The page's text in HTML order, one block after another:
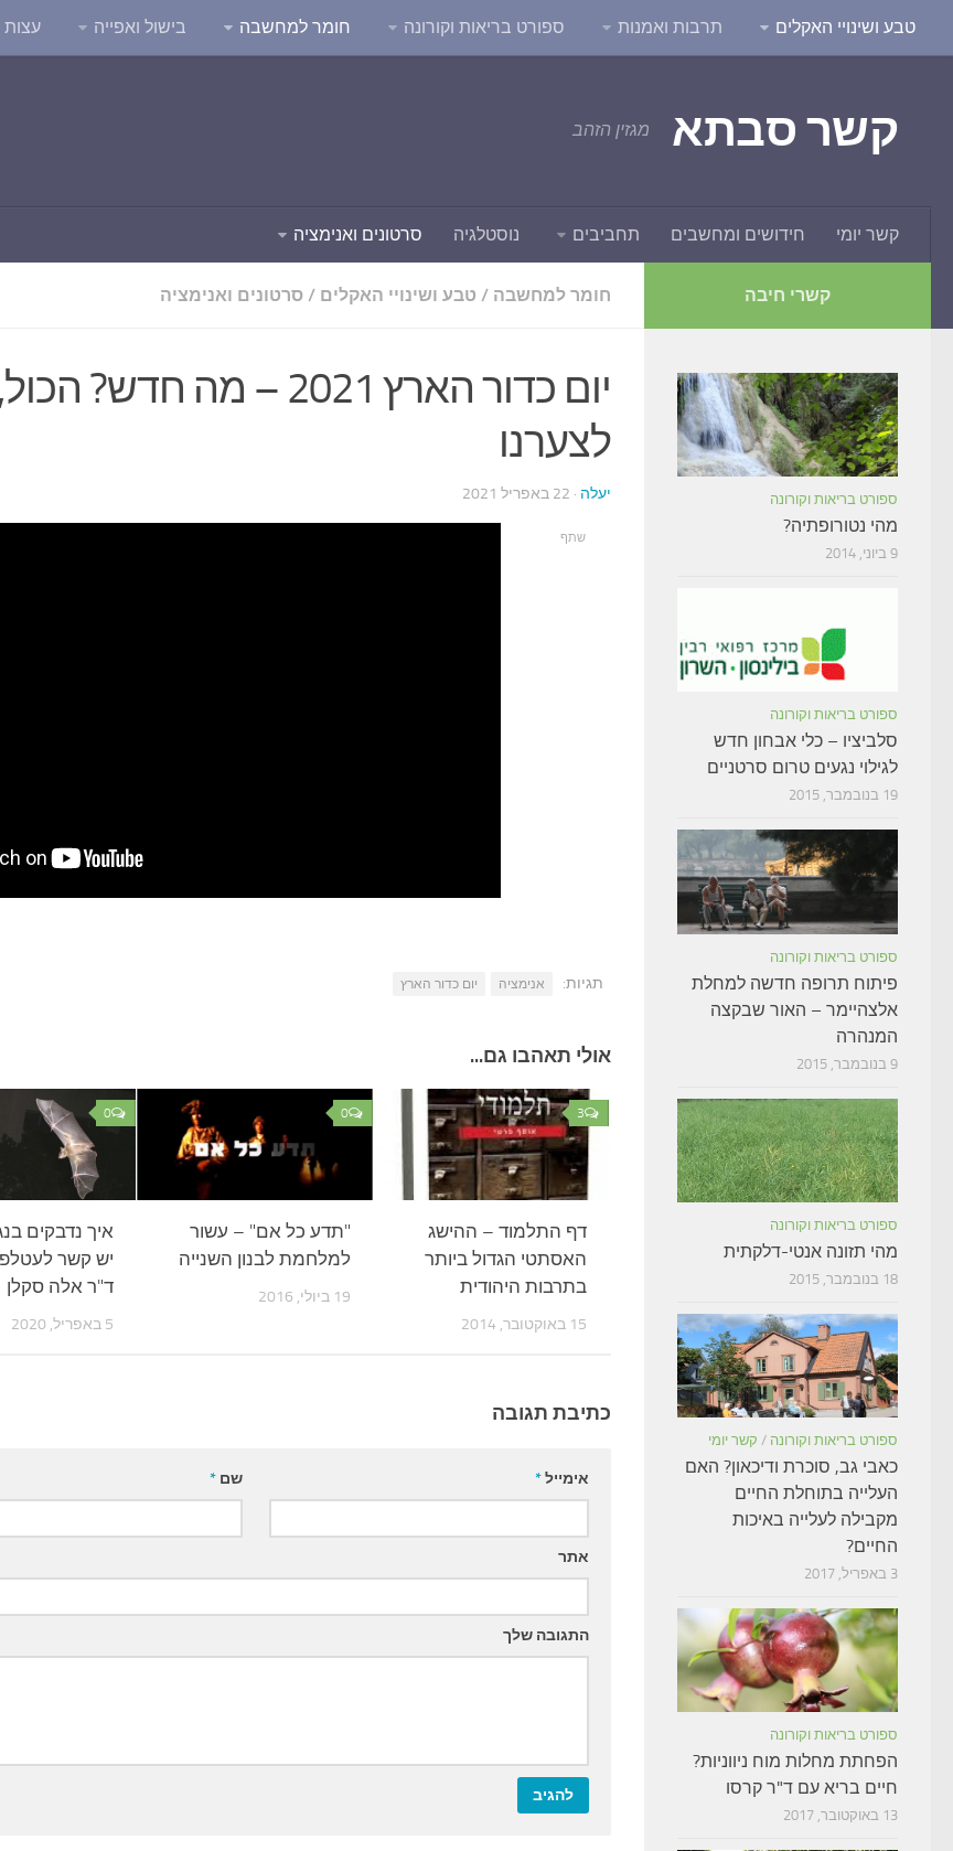
טבע ושינויי האקלים תרבות ואמנות ספורט בריאות וקורונה חומר למחשבה בישול ואפייה
קשר סבתא מגזין הזהב
קשר יומי חידושים ומחשבים תחביבים נוסטלגיה סרטונים ואנימציה
חומר למחשבה / טבע ושינויי האקלים / סרטונים ואנימציה
יום כדור הארץ 2021 – מה חדש? הכול,
לצערנו
יעלה · 22 באפריל 2021
שתף
תגיות: אנימציה יום כדור הארץ
אולי תאהבו גם...
0
איך נדבקים
יש קשר
ד"ר אלה סקלן
5 באפריל, 2020
0
"תדע כל אם" – עשור
למלחמת לבנון השנייה
19 ביולי, 2016
3
דף התלמוד – ההישג
האסתטי הגדול ביותר
בתרבות היהודית
15 באוקטובר, 2014
כתיבת תגובה
שם* אימייל*
אתר
התגובה שלך
קשרי חיבה
ספורט בריאות וקורונה
מהי נטורופתיה?
9 ביוני, 2014
ספורט בריאות וקורונה
סלביציו – כלי אבחון חדש
לגילוי נגעים טרום סרטניים
19 בנובמבר, 2015
ספורט בריאות וקורונה
פיתוח תרופה חדשה למחלת
אלצהיימר – האור שבקצה
המנהרה
9 בנובמבר, 2015
ספורט בריאות וקורונה
מהי תזונה אנטי-דלקתית
18 בנובמבר, 2015
ספורט בריאות וקורונה / קשר יומי
כאבי גב, סוכרת ודיכאון? האם
העלייה בתוחלת החיים
מקבילה לעלייה באיכות
החיים?
3 באפריל, 2017
ספורט בריאות וקורונה
הפחתת מחלות מוח ניווניות?
חיים בריא עם ד"ר קרסו
13 באוקטובר, 2017